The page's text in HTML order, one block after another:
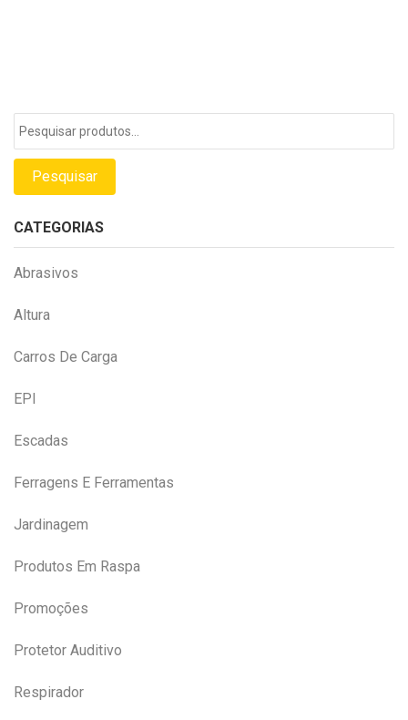
Pesquisar
Pesquisar
CATEGORIAS
Abrasivos
Altura
Carros De Carga
EPI
Escadas
Ferragens E Ferramentas
Jardinagem
Produtos Em Raspa
Promoções
Protetor Auditivo
Respirador